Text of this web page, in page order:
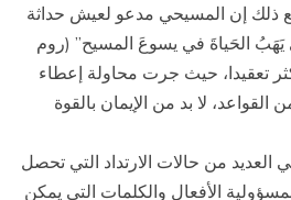
(را. 1 طيم 1، 5). مع ذلك إن المسيحي مدعو لعيش حداثة
يَهَبُ الحَياةَ في يسوعَ المسيح” (روم
تعقيدا، حيث جرت محاولة إعطاء
القواعد، لا بد من الإيمان بالقوة
العديد من حالات الارتداد التي تحصل
الأفعال والكلمات التي يمكن